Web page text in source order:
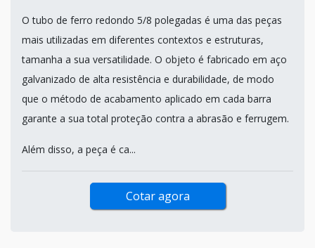
O tubo de ferro redondo 5/8 polegadas é uma das peças
mais utilizadas em diferentes contextos e estruturas,
tamanha a sua versatilidade. O objeto é fabricado em aço
galvanizado de alta resistência e durabilidade, de modo
que o método de acabamento aplicado em cada barra
garante a sua total proteção contra a abrasão e ferrugem.
Além disso, a peça é ca...
Cotar agora